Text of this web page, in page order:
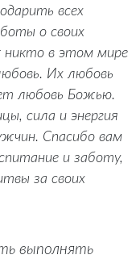
всех
о своих
никто в этом мире
Их любовь
любовь Божью.
сила и энергия
Спасибо вам
и заботу,
за своих
выполнять